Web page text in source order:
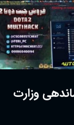
وزارت